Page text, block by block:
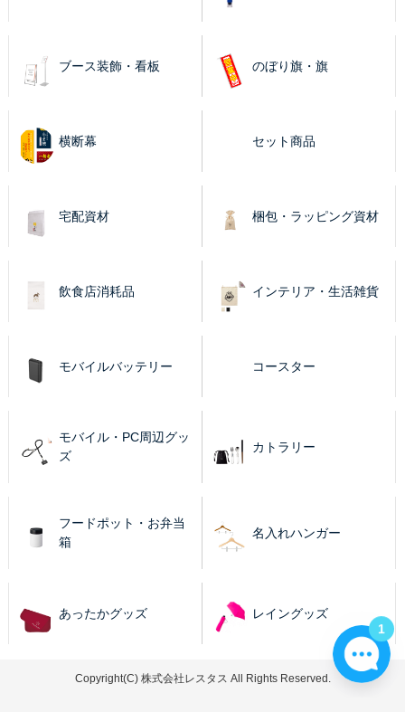
ブース装飾・看板 のぼり旗・旗
横断幕 セット商品
宅配資材 梱包・ラッピング資材
飲食店消耗品 インテリア・生活雑貨
モバイルバッテリー コースター
モバイル・PC周辺グッ
ズ
カトラリー
フードポット・お弁当
箱
名入れハンガー
あったかグッズ レイングッズ
Copyright(C) 株式会社レスタス All Rights Reserved.
1